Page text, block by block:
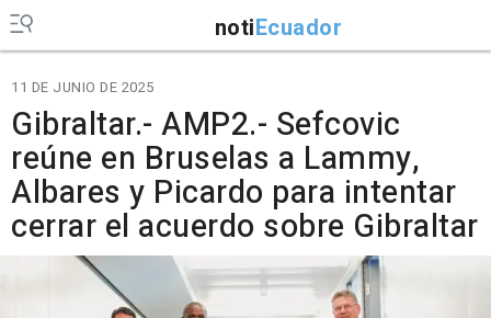
notiEcuador
11 DE JUNIO DE 2025
Gibraltar.- AMP2.- Sefcovic
reúne en Bruselas a Lammy,
Albares y Picardo para intentar
cerrar el acuerdo sobre Gibraltar